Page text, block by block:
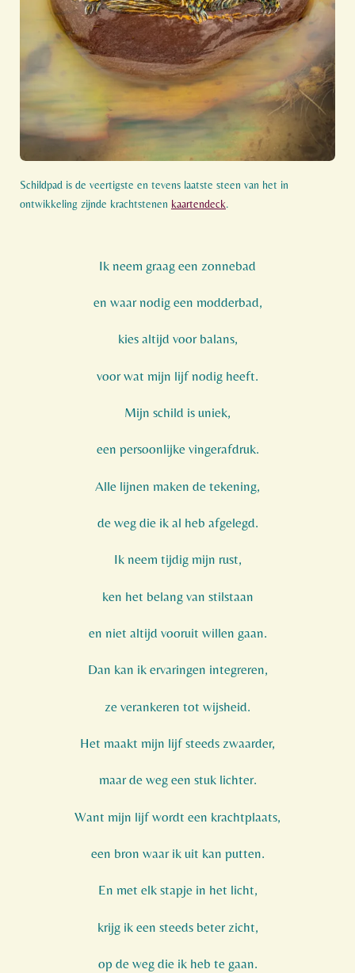
Schildpad is de veertigste en tevens laatste steen van het in
ontwikkeling zijnde krachtstenen kaartendeck.
Ik neem graag een zonnebad
en waar nodig een modderbad,
kies altijd voor balans,
voor wat mijn lijf nodig heeft.
Mijn schild is uniek,
een persoonlijke vingerafdruk.
Alle lijnen maken de tekening,
de weg die ik al heb afgelegd.
Ik neem tijdig mijn rust,
ken het belang van stilstaan
en niet altijd vooruit willen gaan.
Dan kan ik ervaringen integreren,
ze verankeren tot wijsheid.
Het maakt mijn lijf steeds zwaarder,
maar de weg een stuk lichter.
Want mijn lijf wordt een krachtplaats,
een bron waar ik uit kan putten.
En met elk stapje in het licht,
krijg ik een steeds beter zicht,
op de weg die ik heb te gaan.